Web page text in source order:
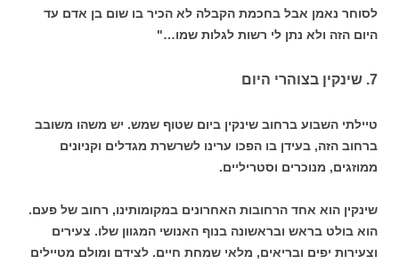
לסוחר נאמן אבל בחכמת הקבלה לא הכיר בו שום בן אדם עד
היום הזה ולא נתן לי רשות לגלות שמו…"
7. שינקין בצוהרי היום
טיילתי השבוע ברחוב שינקין ביום שטוף שמש. יש משהו משובב
ברחוב הזה, בעידן בו הפכו ערינו לשרשרת מגדלים וקניונים
ממוזגים, מנוכרים וסטריליים.
שינקין הוא אחד הרחובות האחרונים במקומותינו, רחוב של פעם.
הוא בולט בראש ובראשונה בנוף האנושי המגוון שלו. צעירים
וצעירות יפים ובריאים, מלאי שמחת חיים. לצידם ומולם מטיילים